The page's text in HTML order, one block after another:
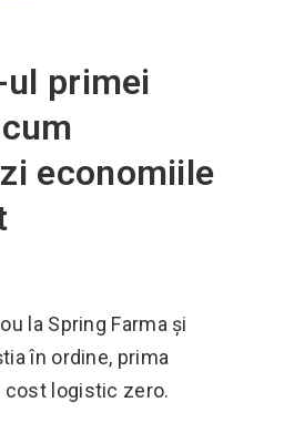
primei
economiile
la Spring Farma și
în ordine, prima
cost logistic zero.